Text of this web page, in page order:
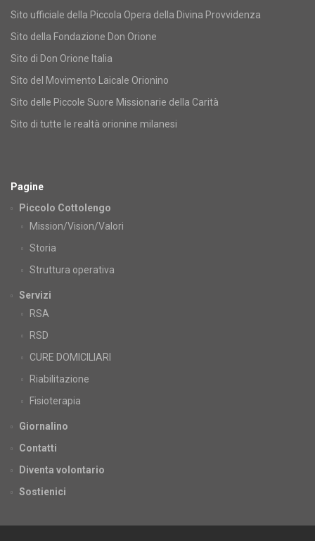
Sito ufficiale della Piccola Opera della Divina Provvidenza
Sito della Fondazione Don Orione
Sito di Don Orione Italia
Sito del Movimento Laicale Orionino
Sito delle Piccole Suore Missionarie della Carità
Sito di tutte le realtà orionine milanesi
Pagine
Piccolo Cottolengo
Mission/Vision/Valori
Storia
Struttura operativa
Servizi
RSA
RSD
CURE DOMICILIARI
Riabilitazione
Fisioterapia
Giornalino
Contatti
Diventa volontario
Sostienici